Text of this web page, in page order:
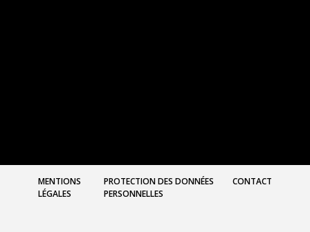
MENTIONS
LÉGALES
PROTECTION DES DONNÉES
PERSONNELLES
CONTACT